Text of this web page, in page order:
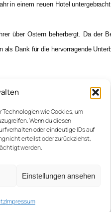
wie Cookies, um
Wenn du diesen
oder eindeutige IDs auf
nicht erteilst oder zurückziehst,
werden.
Einstellungen ansehen
Impressum
in einem neuen Hotel untergebracht
über Ostern beherbergt. Da der
Dank für die hervorragende
2006
89 e.V.